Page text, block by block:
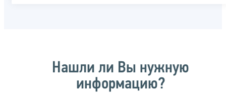
Нашли ли Вы нужную
информацию?